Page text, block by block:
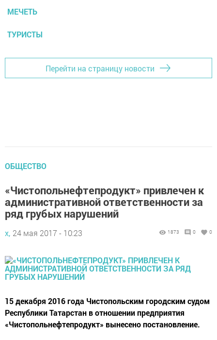
МЕЧЕТЬ
ТУРИСТЫ
Перейти на страницу новости
ОБЩЕСТВО
«Чистопольнефтепродукт» привлечен к
административной ответственности за
ряд грубых нарушений
х, 24 мая 2017 - 10:23 1873 0 0
15 декабря 2016 года Чистопольским городским судом
Республики Татарстан в отношении предприятия
«Чистопольнефтепродукт» вынесено постановление.